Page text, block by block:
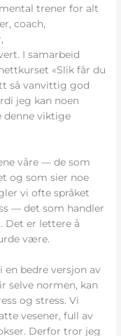
trener for alt
coach,
I samarbeid
«Slik får du
så vanvittig god
jeg kan noen
denne viktige
våre — de som
og som sier noe
vi ofte språket
— det som handler
Det er lettere å
være.
bedre versjon av
selve normen, kan
og stress. Vi
vesener, full av
Derfor tror jeg